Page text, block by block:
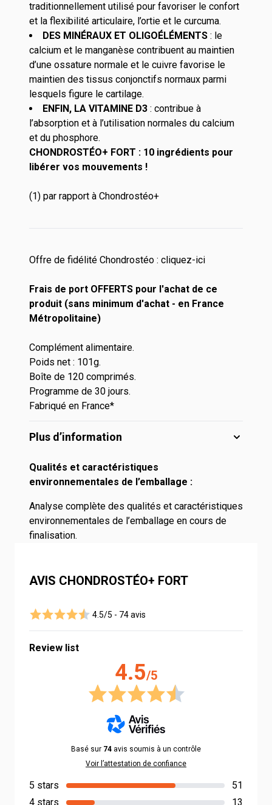
traditionnellement utilisé pour favoriser le confort
et la flexibilité articulaire, l’ortie et le curcuma.
DES MINÉRAUX ET OLIGOÉLÉMENTS : le
calcium et le manganèse contribuent au maintien
d’une ossature normale et le cuivre favorise le
maintien des tissus conjonctifs normaux parmi
lesquels figure le cartilage.
ENFIN, LA VITAMINE D3 : contribue à
l’absorption et à l’utilisation normales du calcium
et du phosphore.
CHONDROSTÉO+ FORT : 10 ingrédients pour
libérer vos mouvements !
(1) par rapport à Chondrostéo+
Offre de fidélité Chondrostéo : cliquez-ici
Frais de port OFFERTS pour l'achat de ce
produit (sans minimum d'achat - en France
Métropolitaine)
Complément alimentaire.
Poids net : 101g.
Boîte de 120 comprimés.
Programme de 30 jours.
Fabriqué en France*
Plus d’information
Qualités et caractéristiques
environnementales de l’emballage :
Analyse complète des qualités et caractéristiques
environnementales de l’emballage en cours de
finalisation.
AVIS CHONDROSTÉO+ FORT
4.5/5 - 74 avis
Review list
4.5/5
Basé sur 74 avis soumis à un contrôle
Voir l’attestation de confiance
5 stars
51
4 stars
13